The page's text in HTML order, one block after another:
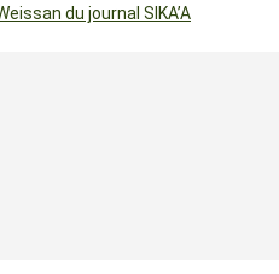
du journal SIKA’A